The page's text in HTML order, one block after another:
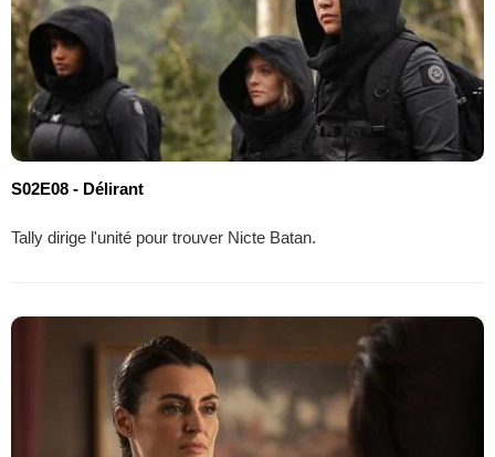
S02E08 - Délirant
Tally dirige l'unité pour trouver Nicte Batan.